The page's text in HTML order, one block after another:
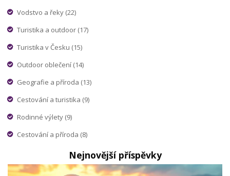
Vodstvo a řeky (22)
Turistika a outdoor (17)
Turistika v Česku (15)
Outdoor oblečení (14)
Geografie a příroda (13)
Cestování a turistika (9)
Rodinné výlety (9)
Cestování a příroda (8)
Nejnovější příspěvky